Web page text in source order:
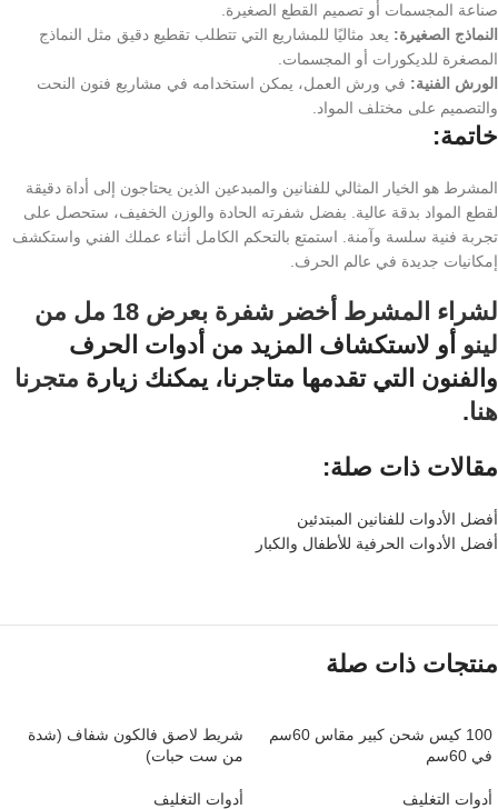
صناعة المجسمات أو تصميم القطع الصغيرة.
النماذج الصغيرة: يعد مثاليًا للمشاريع التي تتطلب تقطيع دقيق مثل النماذج
المصغرة للديكورات أو المجسمات.
الورش الفنية: في ورش العمل، يمكن استخدامه في مشاريع فنون النحت
والتصميم على مختلف المواد.
خاتمة:
المشرط هو الخيار المثالي للفنانين والمبدعين الذين يحتاجون إلى أداة دقيقة
لقطع المواد بدقة عالية. بفضل شفرته الحادة والوزن الخفيف، ستحصل على
تجربة فنية سلسة وآمنة. استمتع بالتحكم الكامل أثناء عملك الفني واستكشف
إمكانيات جديدة في عالم الحرف.
لشراء المشرط أخضر شفرة بعرض 18 مل من
لينو أو لاستكشاف المزيد من أدوات الحرف
والفنون التي تقدمها متاجرنا، يمكنك زيارة متجرنا
هنا.
مقالات ذات صلة:
أفضل الأدوات للفنانين المبتدئين
أفضل الأدوات الحرفية للأطفال والكبار
منتجات ذات صلة
100 كيس شحن كبير مقاس 60سم
في 60سم
أدوات التغليف
شريط لاصق فالكون شفاف (شدة
من ست حبات)
أدوات التغليف